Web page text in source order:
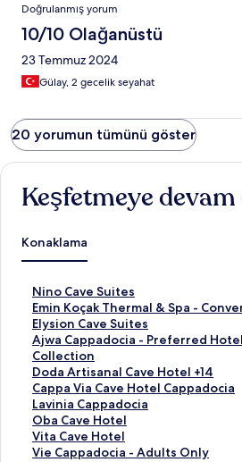
Doğrulanmış yorum
10/10 Olağanüstü
23 Temmuz 2024
Gülay, 2 gecelik seyahat
20 yorumun tümünü göster
Keşfetmeye devam
Konaklama
Nino Cave Suites
N
i
n
o
C
a
v
e
S
u
i
Emin Koçak Thermal & Spa -
E
m
i
n
K
o
ç
a
k
T
Elysion Cave Suites
E
l
y
s
i
o
n
C
a
Ajwa Cappadocia - Preferred
Collection
A
j
w
a
C
a
p
p
Doda Artisanal Cave Hotel +14
D
o
d
a
A
r
Cappa Via Cave Hotel Cappadocia
C
a
p
p
a
Lavinia Cappadocia
L
a
v
i
Oba Cave Hotel
O
b
a
Vita Cave Hotel
V
iVie Cappadocia - Adults Only
V